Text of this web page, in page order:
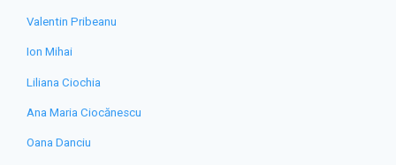
Valentin Pribeanu
Ion Mihai
Liliana Ciochia
Ana Maria Ciocănescu
Oana Danciu